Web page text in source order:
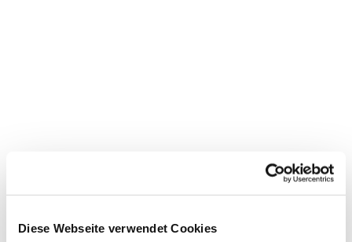
Diese Webseite verwendet Cookies